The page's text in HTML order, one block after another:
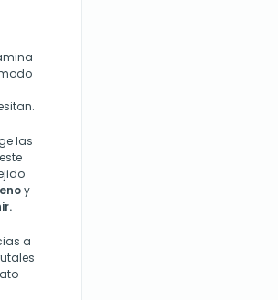
las
y
a